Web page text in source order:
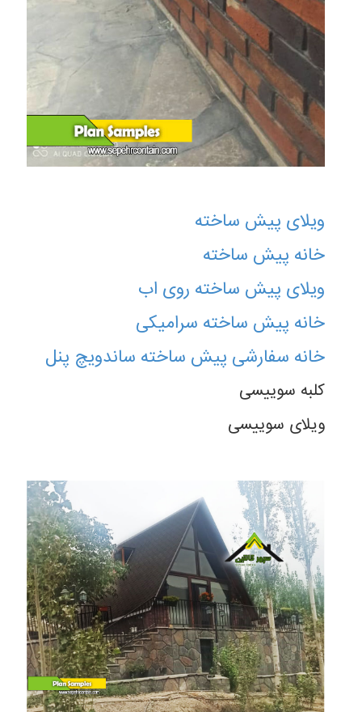
ویلای پیش ساخته
خانه پیش ساخته
ویلای پیش ساخته روی اب
خانه پیش ساخته سرامیکی
خانه سفارشی پیش ساخته ساندویچ پنل
کلبه سوییسی
ویلای سوییسی